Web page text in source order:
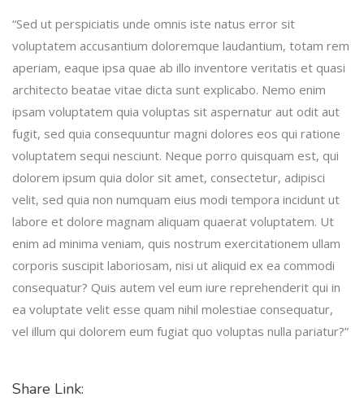
“Sed ut perspiciatis unde omnis iste natus error sit
voluptatem accusantium doloremque laudantium, totam rem
aperiam, eaque ipsa quae ab illo inventore veritatis et quasi
architecto beatae vitae dicta sunt explicabo. Nemo enim
ipsam voluptatem quia voluptas sit aspernatur aut odit aut
fugit, sed quia consequuntur magni dolores eos qui ratione
voluptatem sequi nesciunt. Neque porro quisquam est, qui
dolorem ipsum quia dolor sit amet, consectetur, adipisci
velit, sed quia non numquam eius modi tempora incidunt ut
labore et dolore magnam aliquam quaerat voluptatem. Ut
enim ad minima veniam, quis nostrum exercitationem ullam
corporis suscipit laboriosam, nisi ut aliquid ex ea commodi
consequatur? Quis autem vel eum iure reprehenderit qui in
ea voluptate velit esse quam nihil molestiae consequatur,
vel illum qui dolorem eum fugiat quo voluptas nulla pariatur?”
Share Link: